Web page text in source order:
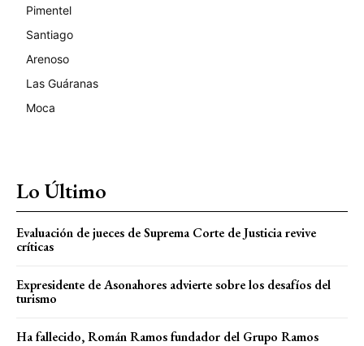
Pimentel
Santiago
Arenoso
Las Guáranas
Moca
Lo Último
Evaluación de jueces de Suprema Corte de Justicia revive
críticas
Expresidente de Asonahores advierte sobre los desafíos del
turismo
Ha fallecido, Román Ramos fundador del Grupo Ramos